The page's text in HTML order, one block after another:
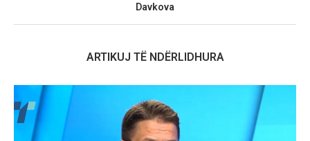
Davkova
ARTIKUJ TË NDËRLIDHURA